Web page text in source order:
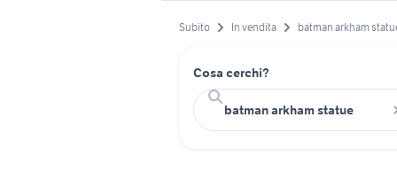
Subito In vendita batman arkham
Cosa cerchi?